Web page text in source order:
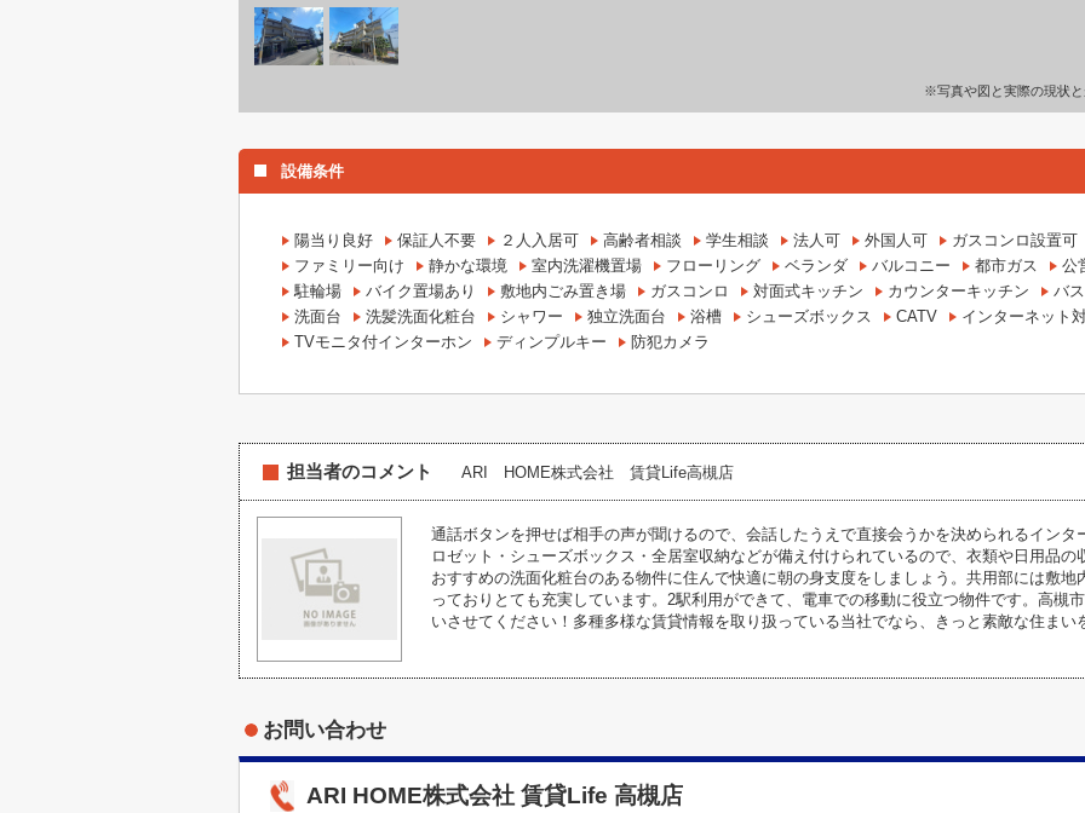
※写真や図と実際の現状
設備条件
陽当り良好 保証人不要 ２人入居可 高齢者相談 学生相談 法人可 外国人可
ガスコンロ設置可
ファミリー向け
静かな環境 室内洗濯機置場 フローリング ベランダ バルコニー 都市ガス
公
駐輪場
バイク置場あり 敷地内ごみ置き場 ガスコンロ 対面式キッチン カウンターキッチン
バ
洗面台
洗髪洗面化粧台 シャワー 独立洗面台 浴槽 シューズボックス CATV
インターネット
TVモニタ付インターホン
ディンプルキー 防犯カメラ
担当者のコメント ARI HOME株式会社 賃貸Life高槻店
通話ボタンを押せば相手の声が聞けるので、会話したうえで直接会うかを決められるイン
ロゼット・シューズボックス・全居室収納などが備え付けられているので、衣類や日用品
おすすめの洗面化粧台のある物件に住んで快適に朝の身支度をしましょう。共用部には敷
っておりとても充実しています。2駅利用ができて、電車での移動に役立つ物件です。高槻
いさせてください！多種多様な賃貸情報を取り扱っている当社でなら、きっと素敵な住まい
お問い合わせ
ARI HOME株式会社 賃貸Life 高槻店